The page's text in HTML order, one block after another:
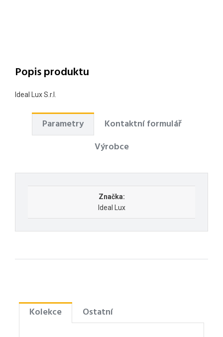
Popis produktu
Ideal Lux S.r.l.
Parametry
Kontaktní formulář
Výrobce
Značka:
Ideal Lux
Kolekce Ostatní